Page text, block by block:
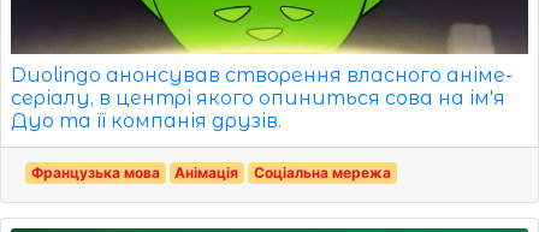
Duolingo анонсував створення власного аніме-
серіалу, в центрі якого опиниться сова на ім'я
Дуо та її компанія друзів.
Французька мова Анімація Соціальна мережа